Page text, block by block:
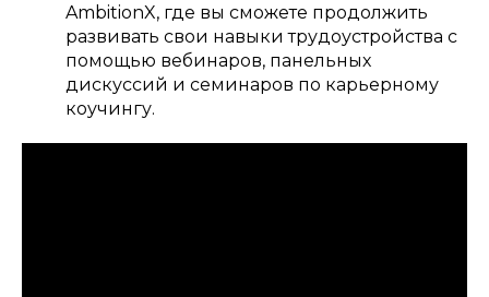
AmbitionX, где вы сможете продолжить
развивать свои навыки трудоустройства с
помощью вебинаров, панельных
дискуссий и семинаров по карьерному
коучингу.